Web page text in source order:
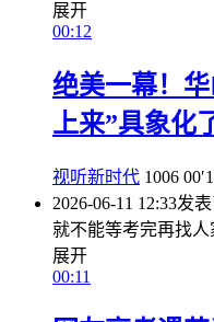
展开
00:12
绝美一幕！
上来”具象化
视听新时代 1006
2026-06-11 12:33发
就不能等考完再找人
展开
00:11